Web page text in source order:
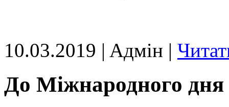
10.03.2019 | Aдмін |
До Міжнародного дня